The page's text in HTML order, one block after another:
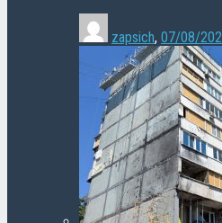
zapsich, 07/08/